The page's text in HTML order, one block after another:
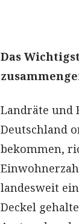
Das
Landräte und
Deutschland
bekommen,
landesweit
Deckel